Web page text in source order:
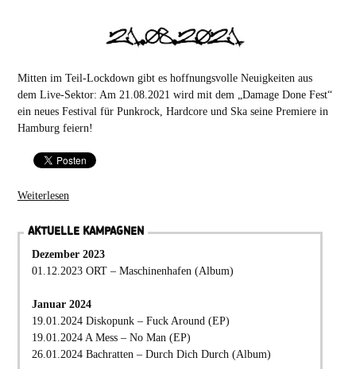
Mitten im Teil-Lockdown gibt es hoffnungsvolle Neuigkeiten aus
dem Live-Sektor: Am 21.08.2021 wird mit dem „Damage Done Fest“
ein neues Festival für Punkrock, Hardcore und Ska seine Premiere in
Hamburg feiern!
Weiterlesen
AKTUELLE KAMPAGNEN
Dezember 2023
01.12.2023 ORT – Maschinenhafen (Album)
Januar 2024
19.01.2024 Diskopunk – Fuck Around (EP)
19.01.2024 A Mess – No Man (EP)
26.01.2024 Bachratten – Durch Dich Durch (Album)